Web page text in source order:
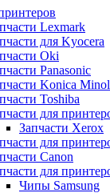
Lexmark
для Kyocera
Oki
Panasonic
Koniсa
Toshiba
для
Запчасти Xerox
для
Canon
для
Чипы Samsung